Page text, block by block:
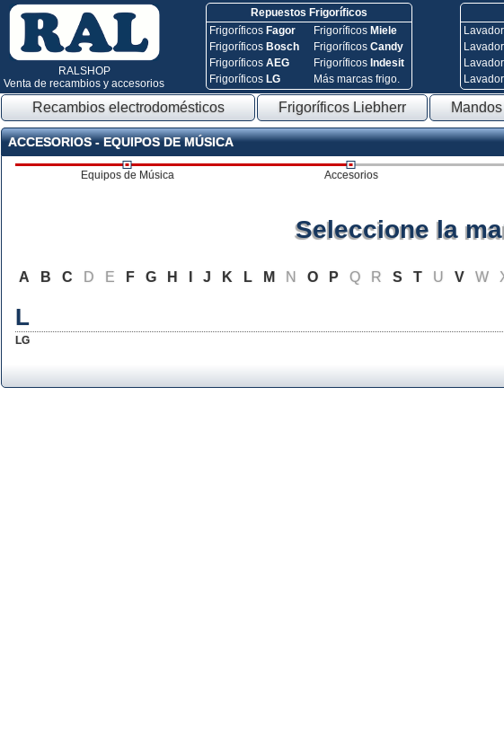
RALSHOP
Venta de recambios y accesorios
Repuestos Frigoríficos
Frigoríficos Fagor
Frigoríficos Bosch
FrigoríficosAEG
Frigoríficos LG
Frigoríficos Miele
FrigoríficosCandy
Frigoríficos Indesit
Más marcas frigo.
Recambios electrodomésticos Frigoríficos Liebherr
ACCESORIOS - EQUIPOS DE MÚSICA
Equipos de Música Accesorios
Seleccione la
A B C D E F G H J K L M N O P Q R S T U V W
L
LG